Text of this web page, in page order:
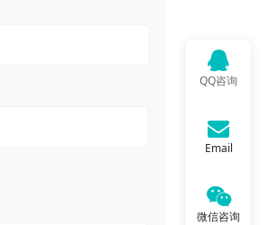
QQ咨询
Email
微信咨询